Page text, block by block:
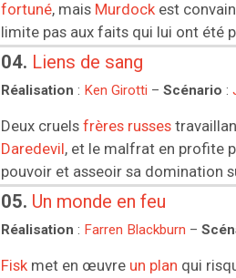
fortuné, mais Murdock est
limite pas aux faits qui lui ont été
04. Liens de sang
Réalisation : Ken Girotti –Scénario :
Deux cruelsfrères russes
Daredevil, et le malfrat en profite
pouvoir et asseoir sa domination
05. Un monde en feu
Réalisation : Farren Blackburn –
Fisk met en œuvre un plan qui